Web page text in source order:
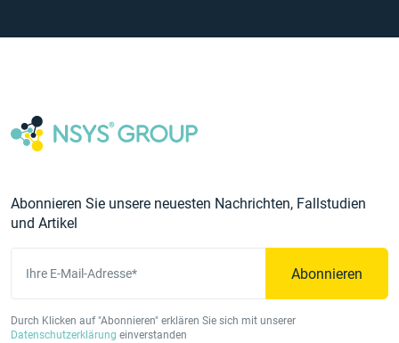
Abonnieren Sie unsere neuesten Nachrichten, Fallstudien
und Artikel
Ihre E-Mail-Adresse* Abonnieren
Durch Klicken auf "Abonnieren" erklären Sie sich mit unserer
Datenschutzerklärung einverstanden